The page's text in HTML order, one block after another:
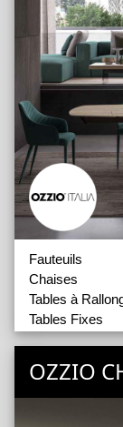
Fauteuils
Chaises
Tables à
Tables Fixes
OZZIO